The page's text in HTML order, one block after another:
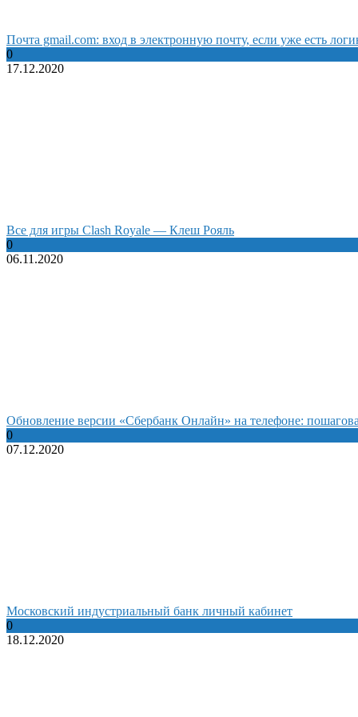
Почта gmail.com: вход в электронную почту, если уже есть
0
17.12.2020
Все для игры Clash Royale — Клеш Рояль
0
06.11.2020
Обновление версии «Сбербанк Онлайн» на телефоне:
0
07.12.2020
Московский индустриальный банк личный кабинет
0
18.12.2020